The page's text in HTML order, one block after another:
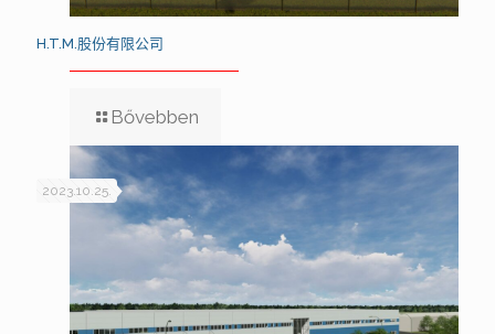
H.T.M.股份有限公司
Bővebben
2023.10.25.